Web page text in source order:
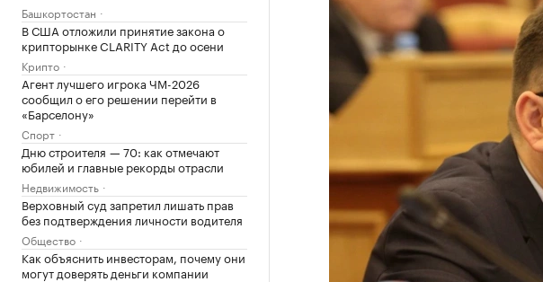
Башкортостан
В США отложили принятие закона о
крипторынке CLARITY Act до осени
Крипто
Агент лучшего игрока ЧМ-2026
сообщил о его решении перейти в
«Барселону»
Спорт
Дню строителя — 70: как отмечают
юбилей и главные рекорды отрасли
Недвижимость
Верховный суд запретил лишать прав
без подтверждения личности водителя
Общество
Как объяснить инвесторам, почему они
могут доверять деньги компании